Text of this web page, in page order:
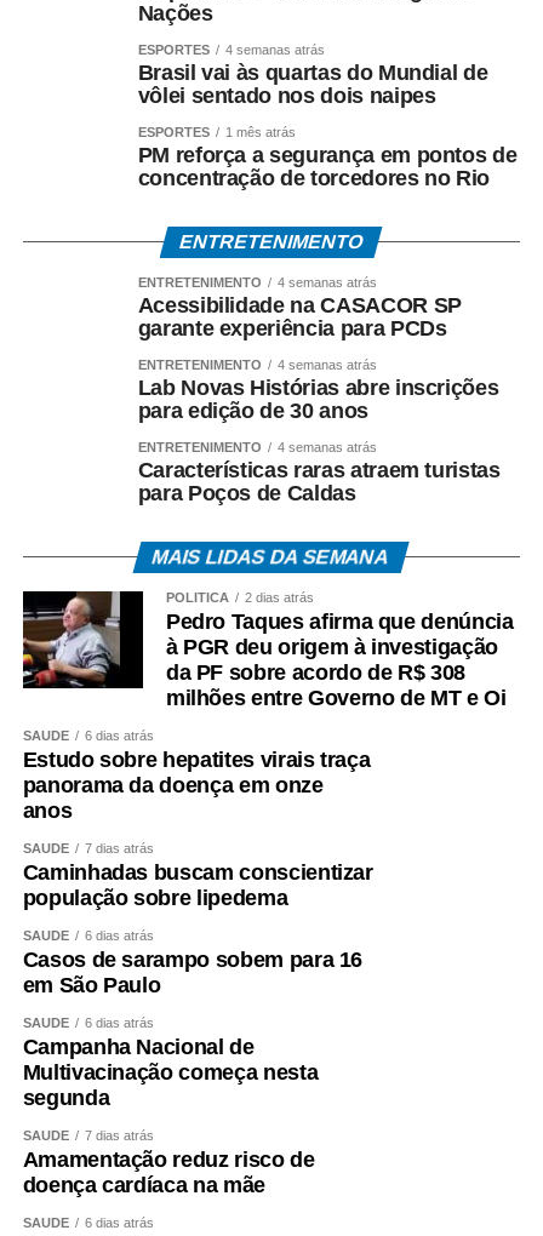
Nações
ESPORTES 4 semanas atrás
Brasil vai às quartas do Mundial de
vôlei sentado nos dois naipes
ESPORTES 1 mês atrás
PM reforça a segurança em pontos de
concentração de torcedores no Rio
ENTRETENIMENTO
ENTRETENIMENTO 4 semanas atrás
Acessibilidade na CASACOR SP
garante experiência para PCDs
ENTRETENIMENTO 4 semanas atrás
Lab Novas Histórias abre inscrições
para edição de 30 anos
ENTRETENIMENTO 4 semanas atrás
Características raras atraem turistas
para Poços de Caldas
MAIS LIDAS DA SEMANA
POLÍTICA 2 dias atrás
Pedro Taques afirma que denúncia
à PGR deu origem à investigação
da PF sobre acordo de R$ 308
milhões entre Governo de MT e Oi
SAÚDE 6 dias atrás
Estudo sobre hepatites virais traça
panorama da doença em onze
anos
SAÚDE 7 dias atrás
Caminhadas buscam conscientizar
população sobre lipedema
SAÚDE 6 dias atrás
Casos de sarampo sobem para 16
em São Paulo
SAÚDE 6 dias atrás
Campanha Nacional de
Multivacinação começa nesta
segunda
SAÚDE 7 dias atrás
Amamentação reduz risco de
doença cardíaca na mãe
SAÚDE 6 dias atrás